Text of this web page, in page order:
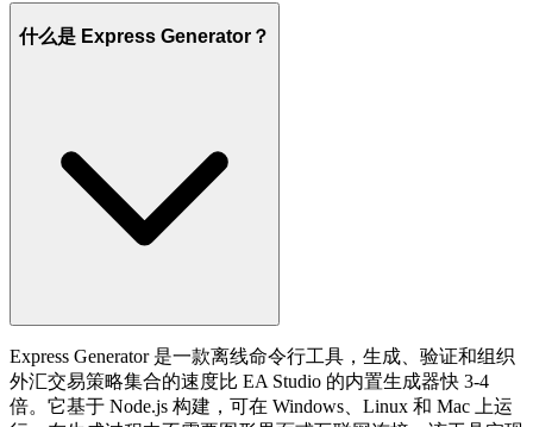
什么是 Express Generator？
Express Generator 是一款离线命令行工具，生成、验证和组织
外汇交易策略集合的速度比 EA Studio 的内置生成器快 3-4
倍。它基于 Node.js 构建，可在 Windows、Linux 和 Mac 上运